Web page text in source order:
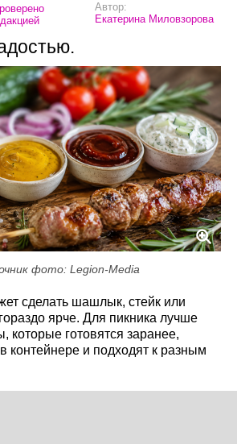
Автор:
Екатерина Миловзорова
фото: Legion-Media
сделать шашлык, стейк или
ярче. Для пикника лучше
которые готовятся заранее,
контейнере и подходят к разным